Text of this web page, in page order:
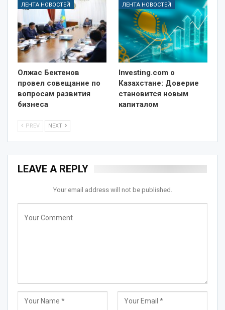
ЛЕНТА НОВОСТЕЙ
Олжас Бектенов
провел совещание по
вопросам развития
бизнеса
ЛЕНТА НОВОСТЕЙ
Investing.com о
Казахстане: Доверие
становится новым
капиталом
PREV NEXT
LEAVE A REPLY
Your email address will not be published.